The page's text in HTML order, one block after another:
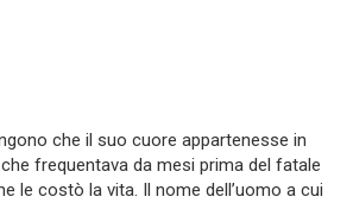
che il suo cuore appartenesse in
frequentava da mesi prima del fatale
le costò la vita. Il nome dell’uomo a cui